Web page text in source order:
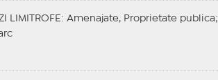
LIMITROFE : Amenajate, Proprietate publica;